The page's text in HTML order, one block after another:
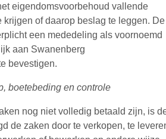
eigendomsvoorbehoud vallende
krijgen of daarop beslag te leggen. De
een mededeling als voornoemd
aan Swanenberg
bevestigen.
boetebeding en controle
nog niet volledig betaald zijn, is
de zaken door te verkopen, te